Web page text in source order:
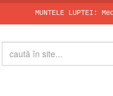
MUNTELE LUPTEI: